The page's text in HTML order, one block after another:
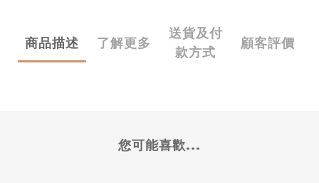
商品描述 了解更多
送貨及付
款方式
顧客評價
您可能喜歡...